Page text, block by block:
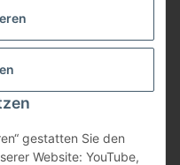
gestatten Sie den
Website: YouTube,